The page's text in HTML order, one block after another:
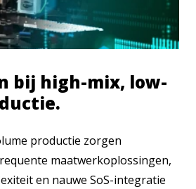
bij high-mix, low-
productie zorgen
maatwerkoplossingen,
en nauwe SoS-integratie